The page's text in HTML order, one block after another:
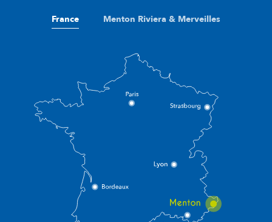
France Menton Riviera & Merveilles